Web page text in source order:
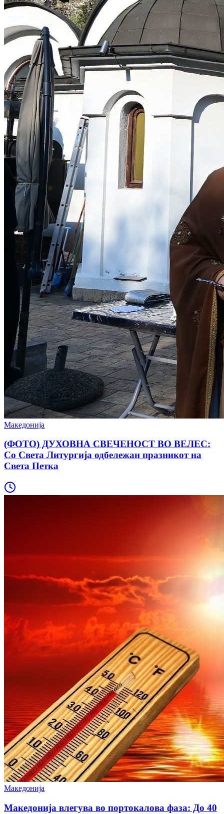
Македонија
(ФОТО) ДУХОВНА СВЕЧЕНОСТ ВО ВЕЛЕС:
Со Света Литургија одбележан празникот на
Света Петка
Македонија
Македонија влегува во портокалова фаза: До 40